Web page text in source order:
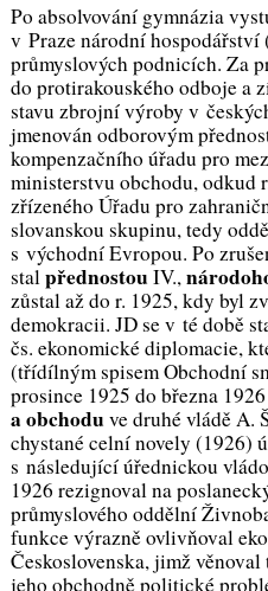
Po absolvování gymnázia
v Praze národní
průmyslových podnicích. Za
do protirakouského odboje a
stavu zbrojní výroby v
jmenován odborovým
kompenzačního úřadu pro
ministerstvu obchodu, odkud
zřízeného Úřadu pro
slovanskou skupinu, tedy
s východní Evropou. Po
stal přednostouIV.,
zůstal až do r. 1925, kdy byl
demokracii. JD se v té době
čs. ekonomické diplomacie,
(třídílným spisemObchodní
prosince 1925 do března
a obchoduve druhé vládě A.
chystané celní novely (1926)
s následující úřednickou
1926 rezignoval na
průmyslového oddělní
funkce výrazně ovlivňoval
Československa, jimž věnoval
jeho obchodně politické